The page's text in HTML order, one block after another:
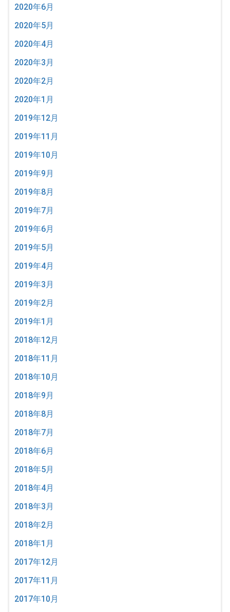
2020年6月
2020年5月
2020年4月
2020年3月
2020年2月
2020年1月
2019年12月
2019年11月
2019年10月
2019年9月
2019年8月
2019年7月
2019年6月
2019年5月
2019年4月
2019年3月
2019年2月
2019年1月
2018年12月
2018年11月
2018年10月
2018年9月
2018年8月
2018年7月
2018年6月
2018年5月
2018年4月
2018年3月
2018年2月
2018年1月
2017年12月
2017年11月
2017年10月